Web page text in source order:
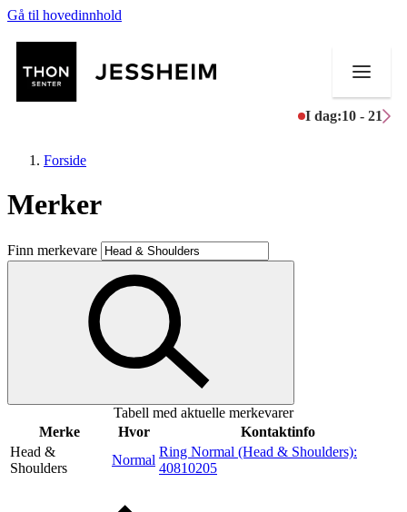
Gå til hovedinnhold
I dag:10 - 21
Butikker
Mat og drikke
Aktiviteter
Inspirasjon
Forside
Merker
Finn merkevare
Tabell med aktuelle merkevarer
Merke
Hvor
Kontaktinfo
Head &
Shoulders
Normal
Ring Normal (Head & Shoulders):
40810205